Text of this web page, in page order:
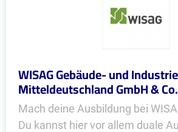
WISAG Gebäude- und
Mitteldeutschland GmbH &
Mach deine Ausbildung bei
Du kannst hier vor allem duale